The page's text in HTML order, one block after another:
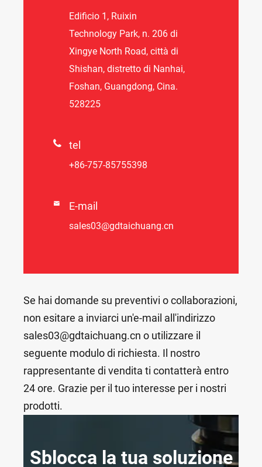
Edificio 1, Ruixin
Technology Park, n. 206 di
Xingye North Road, città di
Shishan, distretto di Nanhai,
Foshan, Guangdong, Cina.
528225
 tel
+86-757-85755398
 E-mail
sales03@gdtaichuang.cn
Se hai domande su preventivi o collaborazioni,
non esitare a inviarci un'e-mail all'indirizzo
sales03@gdtaichuang.cn o utilizzare il
seguente modulo di richiesta. Il nostro
rappresentante di vendita ti contatterà entro
24 ore. Grazie per il tuo interesse per i nostri
prodotti.
Sblocca la tua soluzione